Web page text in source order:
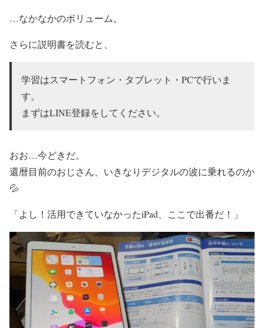
…なかなかのボリューム。
さらに説明書を読むと、
学習はスマートフォン・タブレット・PCで行いま
す。
まずはLINE登録をしてください。
おお…今どきだ。
還暦目前のおじさん、いきなりデジタルの波に乗れるのか
💦
「よし！活用できていなかったiPad、ここで出番だ！」